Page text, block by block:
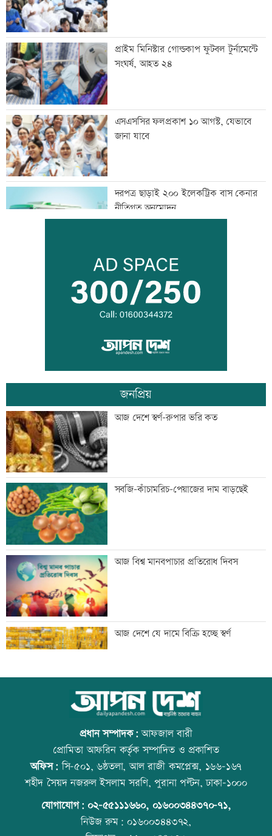
প্রাইম মিনিস্টার গোল্ডকাপ ফুটবল টুর্নামেন্টে
সংঘর্ষ, আহত ২৪
এসএসসির ফলপ্রকাশ ১০ আগস্ট, যেভাবে
জানা যাবে
দরপত্র ছাড়াই ২০০ ইলেকট্রিক বাস কেনার
নীতিগত অনুমোদন
তনু হত্যার আসামি সাবেক সেনাসদস্য
হাফিজুরকে আত্মসমর্পণের নির্দেশ
দুদকের মামলায় ঢাকা ব্যাংকের ৪ কর্মকর্তার
কারাদণ্ড
জিয়াউর রহমান দেশে প্রথম সবুজ বিপ্লবের
ডাক দিয়েছিলেন: পরিবেশমন্ত্রী
প্রথম শ্রেণিতে ভর্তি লটারিতে
মেঘনার ভাঙনরোধে জিও ব্যাগ প্রকল্পে
অনিয়ম, এলাকাবাসীর মানববন্ধন
বাংলাদেশি পাঁচ হাজার কৃষি শ্রমিক নেবে
ওমান
স্বর্ণ খাতকে আনুষ্ঠানিক কাঠামোয় আনছে
সরকার, মতামত চাইল মন্ত্রণালয়
গবেষণা-দক্ষতা উন্নয়নে বাংলাদেশ-অস্ট্রেলিয়ার
নতুন উদ্যোগ
জনপ্রিয়
আজ দেশে স্বর্ণ-রুপার ভরি কত
সবজি-কাঁচামরিচ-পেয়াজের দাম বাড়ছেই
আজ বিশ্ব মানবপাচার প্রতিরোধ দিবস
আজ দেশে যে দামে বিক্রি হচ্ছে স্বর্ণ
আজ বিশ্ব বন্ধু দিবস
প্রতিমন্ত্রীকে ঘিরে ভাইরাল ভিডিওতে ছবি
জুড়ে অপপ্রচার: এলিন
প্রধান সম্পাদক:আফজাল বারী
প্রোমিতা আফরিন কর্তৃক সম্পাদিত ও প্রকাশিত
অফিস:সি-৫০১, ৬ষ্ঠতলা, আল রাজী কমপ্লেক্স, ১৬৬-১৬৭
শহীদ সৈয়দ নজরুল ইসলাম সরণি, পুরানা পল্টন, ঢাকা-১০০০
যোগাযোগ: ০২-৫৫১১১৬৬০, ০১৬০০৩৪৪৩৭০-৭১,
নিউজ রুম:০১৬০০৩৪৪৩৭২,